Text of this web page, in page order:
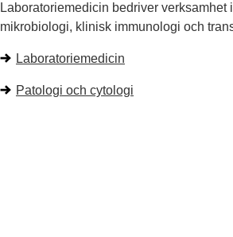
Laboratoriemedicin bedriver
mikrobiologi, klinisk immunologi och
Laboratoriemedicin
Patologi och cytologi